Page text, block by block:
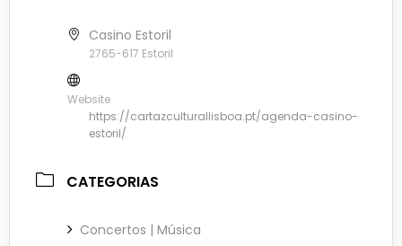
Casino Estoril
2765-617 Estoril
Website
https://cartazculturallisboa.pt/agenda-casino-
estoril/
CATEGORIAS
Concertos | Música